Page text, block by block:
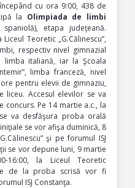
cu ora 9:00, 438 de
la Olimpiada de limbi
etapa judeţeană.
Teoretic „G.Călinescu”,
respectiv nivel gimnazial
italiană, iar la Şcoala
limba franceză, nivel
pentru elevii de gimnaziu,
Accesul elevilor se va
Pe 14 martie a.c., la
va desfăşura proba orală
se vor afişa duminică, 8
şi pe forumul ISJ
se vor depune luni, 9 martie
16:00, la Liceul Teoretic
de la proba scrisă vor fi
ISJ Constanţa.